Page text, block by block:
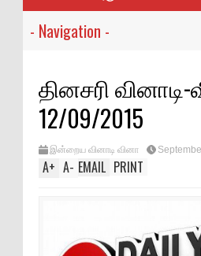
தினசரி
12/09/2015
இன்றைய வினாடி வினா
A+ A- EMAIL PRINT